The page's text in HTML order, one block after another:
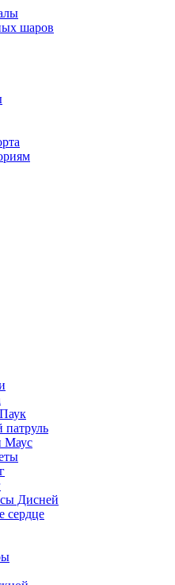
шаров
Маус
Дисней
сердце